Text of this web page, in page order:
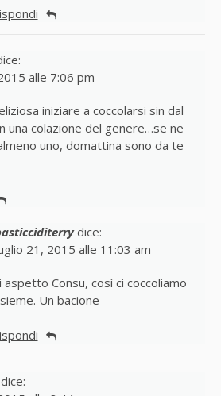
alle 7:06 pm
iniziare a coccolarsi sin dal
una colazione del genere…se ne
uno, domattina sono da te
dice:
21, 2015 alle 11:03 am
aspetto Consu, così ci coccoliamo
Un bacione
dice: